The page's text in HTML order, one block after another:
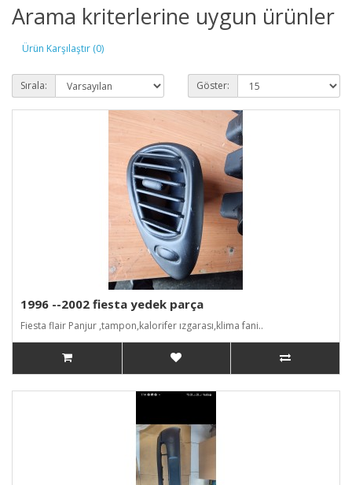
Arama kriterlerine uygun ürünler
Ürün Karşılaştır (0)
Sırala: Göster:
1996 --2002 fiesta yedek parça
Fiesta flair Panjur ,tampon,kalorifer ızgarası,klima fani..